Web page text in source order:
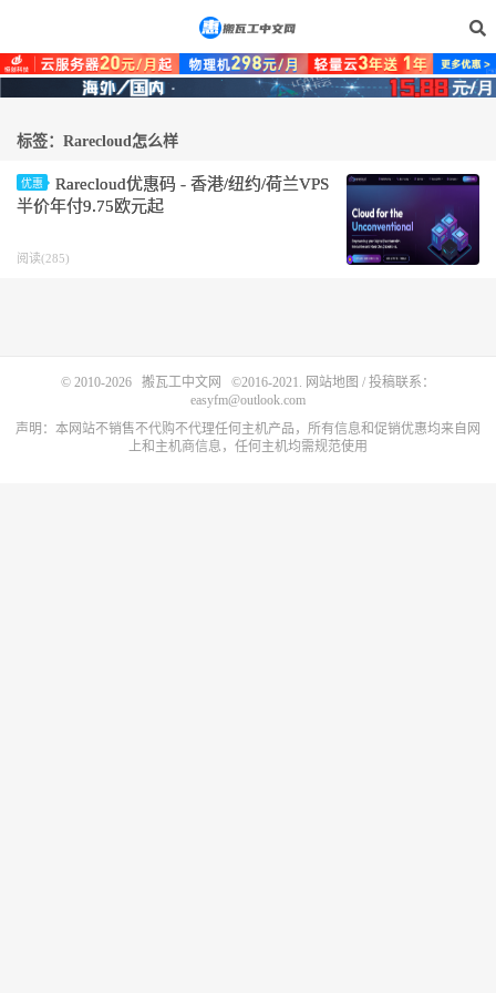
标签：Rarecloud怎么样
优惠
Rarecloud优惠码 - 香港/纽约/荷兰VPS
半价年付9.75欧元起
阅读(285)
© 2010-2026 搬瓦工中文网 ©2016-2021. 网站地图 / 投稿联系：
easyfm@outlook.com
声明：本网站不销售不代购不代理任何主机产品，所有信息和促销优惠均来自网
上和主机商信息，任何主机均需规范使用